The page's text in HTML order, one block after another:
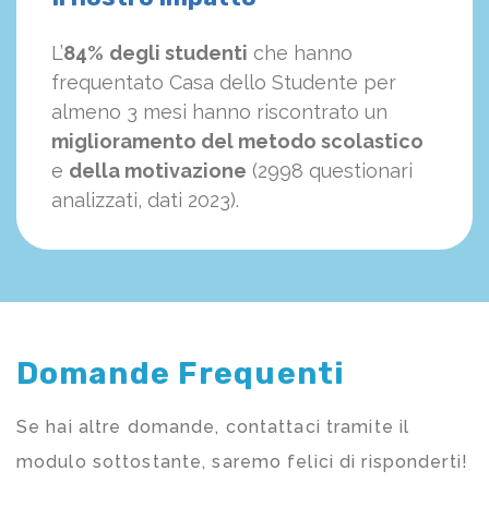
L’84% degli studenti che hanno
frequentato Casa dello Studente per
almeno 3 mesi hanno riscontrato un
miglioramento del metodo scolastico
e della motivazione (2998 questionari
analizzati, dati 2023).
Domande Frequenti
Se hai altre domande, contattaci tramite il
modulo sottostante, saremo felici di risponderti!